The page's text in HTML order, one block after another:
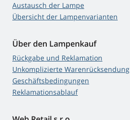
Austausch der Lampe
Übersicht der Lampenvarianten
Über den Lampenkauf
Rückgabe und Reklamation
Unkomplizierte Warenrücksendung
Geschäftsbedingungen
Reklamationsablauf